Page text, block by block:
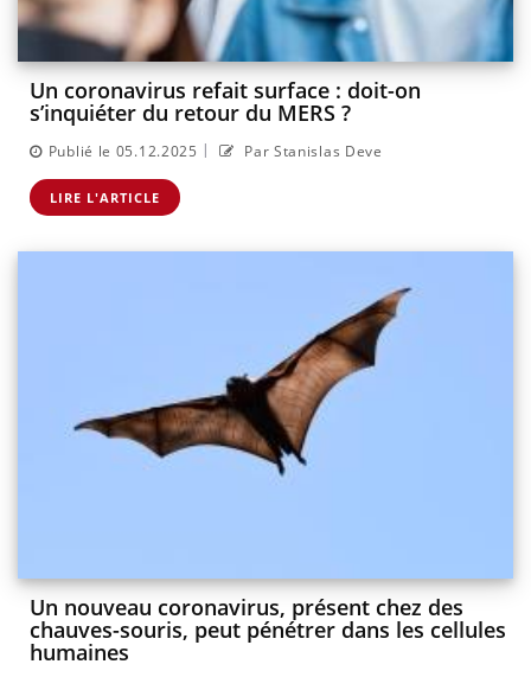
Un coronavirus refait surface : doit-on
s’inquiéter du retour du MERS ?
Publié le 05.12.2025 | Par Stanislas Deve
LIRE L'ARTICLE
Un nouveau coronavirus, présent chez des
chauves-souris, peut pénétrer dans les cellules
humaines